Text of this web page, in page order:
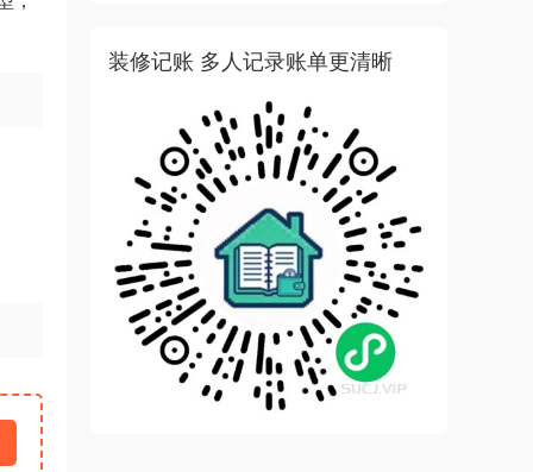
装修记账 多人记录账单更清晰